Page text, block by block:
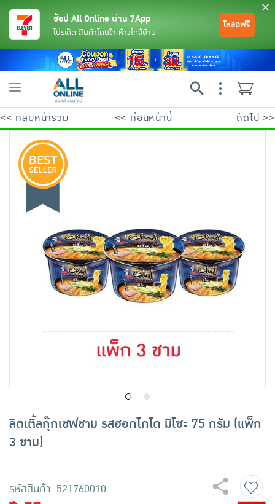
เครื่องดื่มและผงชงดื่ม
เครื่องปรุงรสและของแห้ง
พระเครื่อง test pop
ช้อป All Online ผ่าน 7App
โปรเด็ด สินค้าโดนใจ ห้างใกล้บ้าน
โหลดฟรี
Toggle
<< กลับหน้ารวม << ก่อนหน้านี้ ถัดไป >>
ลิตเติ้ลกุ๊กเชฟชาม รสฮอกไกโด มิโซะ 75 กรัม (แพ็ก
3 ชาม)
รหัสสินค้า 521760010